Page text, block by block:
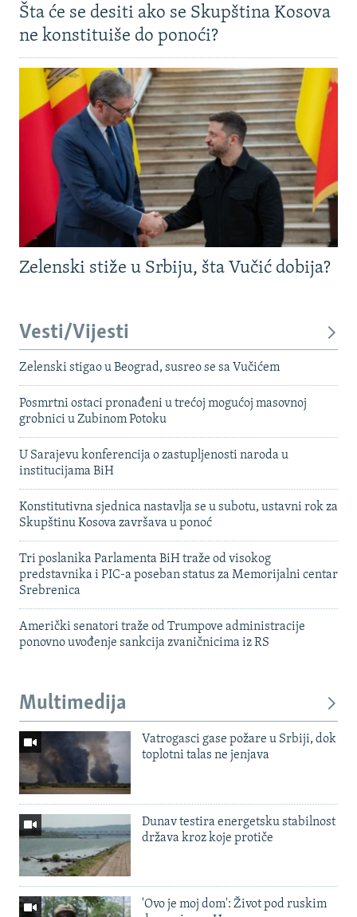
Šta će se desiti ako se Skupština Kosova
ne konstituiše do ponoći?
Zelenski stiže u Srbiju, šta Vučić dobija?
Vesti/Vijesti
Zelenski stigao u Beograd, susreo se sa Vučićem
Posmrtni ostaci pronađeni u trećoj mogućoj masovnoj
grobnici u Zubinom Potoku
U Sarajevu konferencija o zastupljenosti naroda u
institucijama BiH
Konstitutivna sjednica nastavlja se u subotu, ustavni rok za
Skupštinu Kosova završava u ponoć
Tri poslanika Parlamenta BiH traže od visokog
predstavnika i PIC-a poseban status za Memorijalni centar
Srebrenica
Američki senatori traže od Trumpove administracije
ponovno uvođenje sankcija zvaničnicima iz RS
Multimedija
Vatrogasci gase požare u Srbiji, dok
toplotni talas ne jenjava
Dunav testira energetsku stabilnost
država kroz koje protiče
'Ovo je moj dom': Život pod ruskim